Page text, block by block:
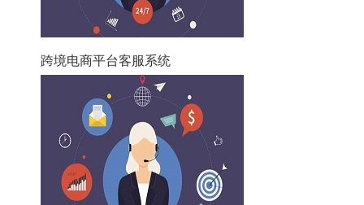
跨境电商平台客服系统